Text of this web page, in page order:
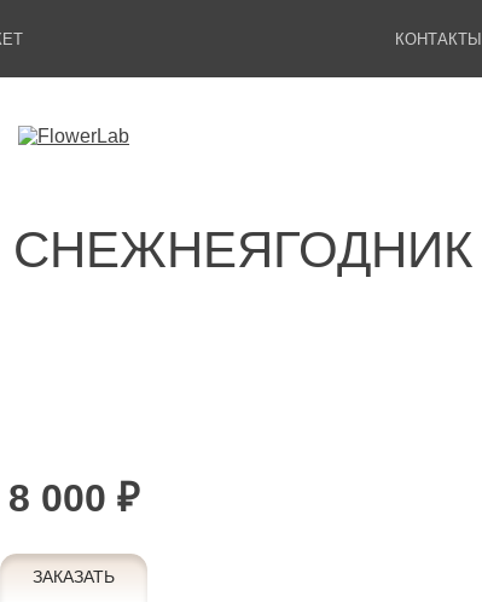
КОНТАКТЫ
8 000 ₽